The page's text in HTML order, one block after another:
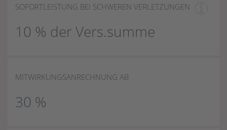
SOFORTLEISTUNG BEI SCHWEREN VERLETZUNGEN
10 % der Vers.summe
MITWIRKUNGSANRECHNUNG AB
30 %